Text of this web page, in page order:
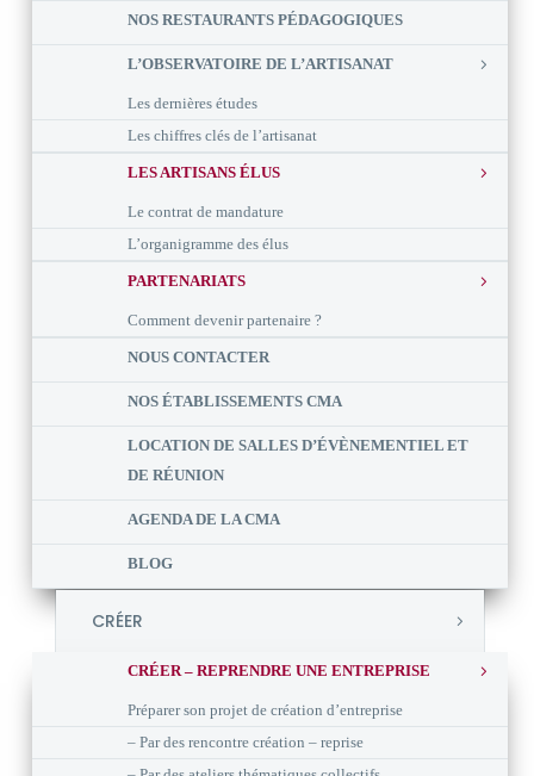
NOS RESTAURANTS PÉDAGOGIQUES
L’OBSERVATOIRE DE L’ARTISANAT
Les dernières études
Les chiffres clés de l’artisanat
LES ARTISANS ÉLUS
Le contrat de mandature
L’organigramme des élus
PARTENARIATS
Comment devenir partenaire ?
NOUS CONTACTER
NOS ÉTABLISSEMENTS CMA
LOCATION DE SALLES D’ÉVÈNEMENTIEL ET
DE RÉUNION
AGENDA DE LA CMA
BLOG
CRÉER
CRÉER – REPRENDRE UNE ENTREPRISE
Préparer son projet de création d’entreprise
– Par des rencontre création – reprise